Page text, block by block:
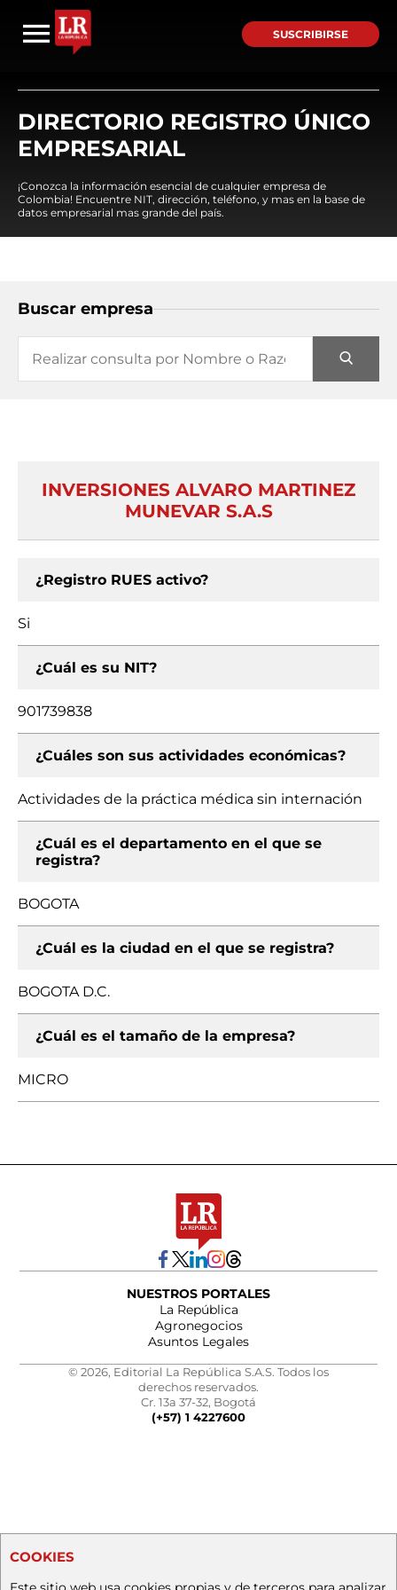
SUSCRIBIRSE
DIRECTORIO REGISTRO ÚNICO
EMPRESARIAL
¡Conozca la información esencial de cualquier empresa de
Colombia! Encuentre NIT, dirección, teléfono, y mas en la base de
datos empresarial mas grande del país.
Buscar empresa
INVERSIONES ALVARO MARTINEZ
MUNEVAR S.A.S
¿Registro RUES activo?
Si
¿Cuál es su NIT?
901739838
¿Cuáles son sus actividades económicas?
Actividades de la práctica médica sin internación
¿Cuál es el departamento en el que se
registra?
BOGOTA
¿Cuál es la ciudad en el que se registra?
BOGOTA D.C.
¿Cuál es el tamaño de la empresa?
MICRO
NUESTROS PORTALES
La República
Agronegocios
Asuntos Legales
© 2026, Editorial La República S.A.S. Todos los
derechos reservados.
Cr. 13a 37-32, Bogotá
(+57) 1 4227600
COOKIES